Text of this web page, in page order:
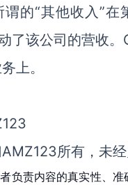
的“其他收入”
了该公司的营收
上。
所有，未
负责内容的真实性、